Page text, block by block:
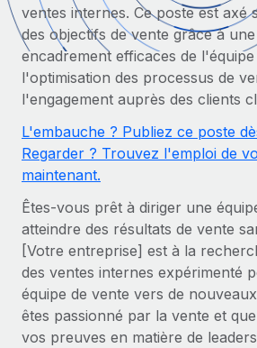
Gestion des freelances
Intégrez et gérez vos freelances
PEO
Sous-traitez les opérations
INFRASTRUCTURE
Intégrez vos RH aux flux de travail
Plateforme
Des fonctions RH clés intégrées
Connecter Nouveau
Connectez n'importe quel outil d’IA
Comparer Remote
Examinez notre service par rapport
CROISSANCE
Start-ups
Des solutions agiles et
Entreprises intermédiaires
Développez vos équipes avec des
mesure
pays
Calculateur de paiement des
Découvrez les devises disponibles
paiement pour vos freelances
APPRENDRE AVEC REMOTE
Études de cas
Glossaire RH
Checklists et modèles
Descriptions de postes
Nederlands
Français
Deutsch
Español
Italiano
Português (Portugal)
日本語
한국어
Connexion
ventes internes. Ce poste est axé
des objectifs de vente grâce à
encadrement efficaces de
l'optimisation des processus de
l'engagement auprès des clients
L'embauche ? Publiez ce poste
Regarder ? Trouvez l'emploi de
maintenant.
Êtes-vous prêt à diriger une
atteindre des résultats de vente
[Votre entreprise] est à la
des ventes internes expérimenté
équipe de vente vers de
êtes passionné par la vente et
vos preuves en matière de